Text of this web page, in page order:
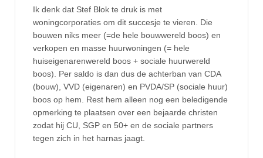
Ik denk dat Stef Blok te druk is met
woningcorporaties om dit succesje te vieren. Die
bouwen niks meer (=de hele bouwwereld boos) en
verkopen en masse huurwoningen (= hele
huiseigenarenwereld boos + sociale huurwereld
boos). Per saldo is dan dus de achterban van CDA
(bouw), VVD (eigenaren) en PVDA/SP (sociale huur)
boos op hem. Rest hem alleen nog een beledigende
opmerking te plaatsen over een bejaarde christen
zodat hij CU, SGP en 50+ en de sociale partners
tegen zich in het harnas jaagt.